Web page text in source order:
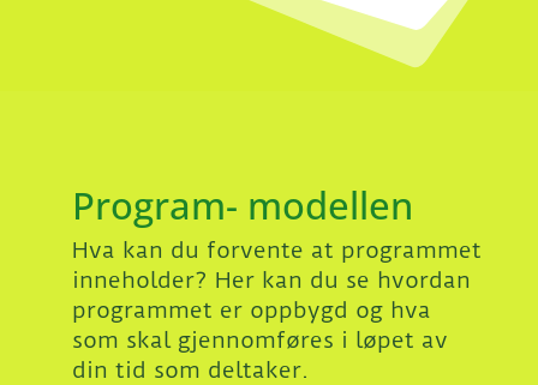
Program- modellen
Hva kan du forvente at programmet
inneholder? Her kan du se hvordan
programmet er oppbygd og hva
som skal gjennomføres i løpet av
din tid som deltaker.